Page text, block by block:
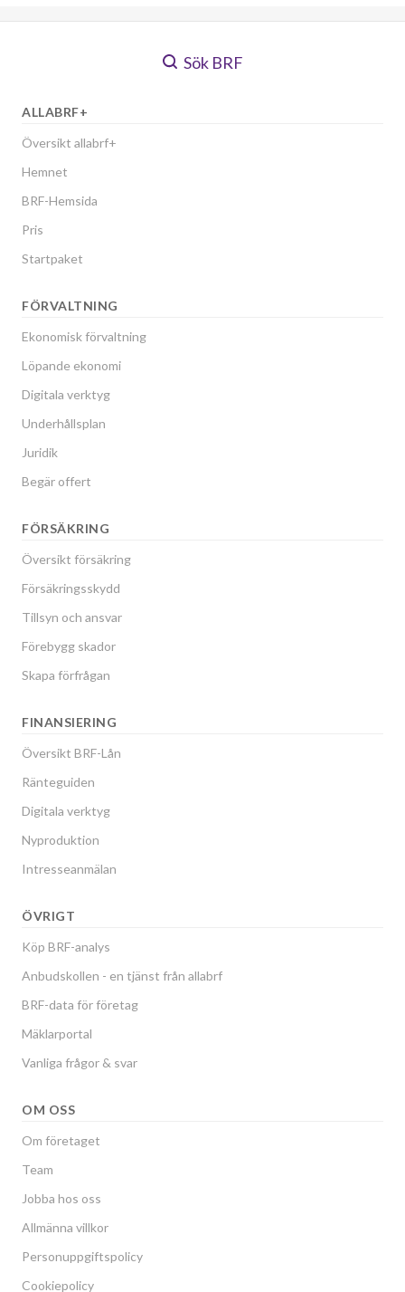
Sök BRF
ALLABRF+
Översikt allabrf+
Hemnet
BRF-Hemsida
Pris
Startpaket
FÖRVALTNING
Ekonomisk förvaltning
Löpande ekonomi
Digitala verktyg
Underhållsplan
Juridik
Begär offert
FÖRSÄKRING
Översikt försäkring
Försäkringsskydd
Tillsyn och ansvar
Förebygg skador
Skapa förfrågan
FINANSIERING
Översikt BRF-Lån
Ränteguiden
Digitala verktyg
Nyproduktion
Intresseanmälan
ÖVRIGT
Köp BRF-analys
Anbudskollen - en tjänst från allabrf
BRF-data för företag
Mäklarportal
Vanliga frågor & svar
OM OSS
Om företaget
Team
Jobba hos oss
Allmänna villkor
Personuppgiftspolicy
Cookiepolicy